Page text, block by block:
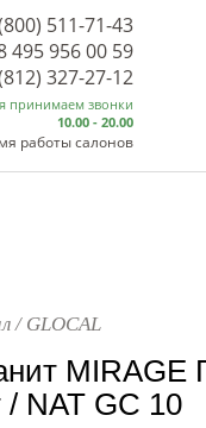
511-71-43
495 956 00 59
принимаем звонки
10.00 - 20.00
работы салонов
327-27-12
/ GLOCAL
MIRAGE
NAT GC 10